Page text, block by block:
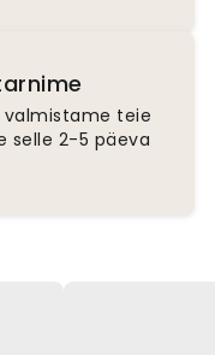
teie
selle 2-5 päeva